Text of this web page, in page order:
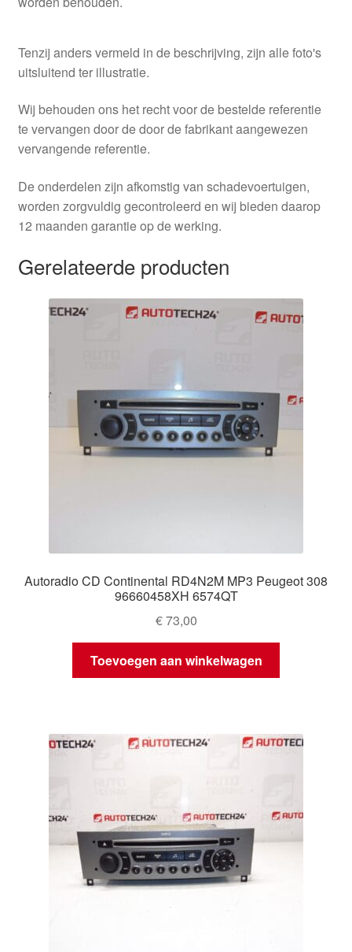
Tenzij anders vermeld in de beschrijving, zijn alle foto's
uitsluitend ter illustratie.
Wij behouden ons het recht voor de bestelde referentie
te vervangen door de door de fabrikant aangewezen
vervangende referentie.
De onderdelen zijn afkomstig van schadevoertuigen,
worden zorgvuldig gecontroleerd en wij bieden daarop
12 maanden garantie op de werking.
Gerelateerde producten
Autoradio CD Continental RD4N2M MP3 Peugeot 308
96660458XH 6574QT
€73,00
Toevoegen aan winkelwagen